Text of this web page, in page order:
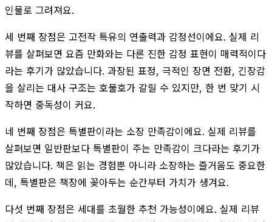
인물로 그려져요.
세 번째 장점은 고전작 특유의 연출력과 감정선이에요. 실제 리
뷰를 살펴보면 요즘 만화와는 다른 진한 감정 표현이 매력적이다
라는 후기가 많았습니다. 과장된 표정, 극적인 장면 전환, 긴장감
을 살리는 대사 구조는 호불호가 갈릴 수 있지만, 한 번 맞기 시
작하면 중독성이 커요.
네 번째 장점은 특별판이라는 소장 만족감이에요. 실제 리뷰를
살펴보면 일반판보다 특별판이 주는 만족감이 크다라는 후기가
많았습니다. 책은 읽는 경험뿐 아니라 소장하는 즐거움도 중요한
데, 특별판은 책장에 꽂아두는 순간부터 가치가 생겨요.
다섯 번째 장점은 세대를 초월한 추천 가능성이에요. 실제 리뷰